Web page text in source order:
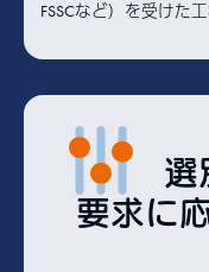
FSSCなど）を受けた
選
要求に